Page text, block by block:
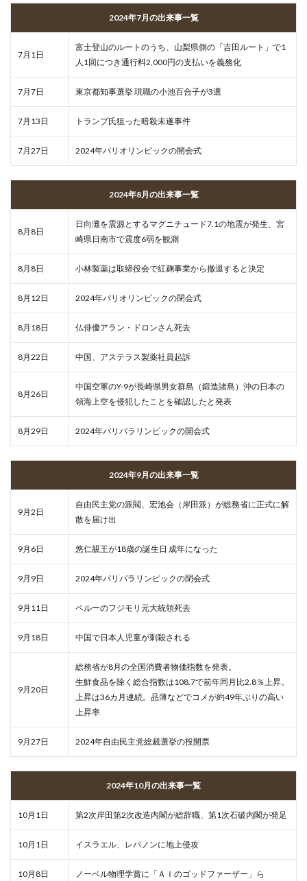
2024年7月の出来事一覧
7月1日
富士登山のルートのうち、山梨県側の「吉田ルート」で1
人1回につき通行料2,000円の支払いを義務化
7月7日 東京都知事選挙 現職の小池百合子が3選
7月13日 トランプ氏狙った暗殺未遂事件
7月27日 2024年パリオリンピックの開会式
2024年8月の出来事一覧
8月8日
日向灘を震源とするマグニチュード7.1の地震が発生、宮
崎県日南市で震度6弱を観測
8月8日 小林製薬は取締役会で紅麹事業から撤退すると決定
8月12日 2024年パリオリンピックの閉会式
8月18日 仏俳優アラン・ドロンさん死去
8月22日 中国、アステラス製薬社員起訴
8月26日
中国空軍のY-9が長崎県男女群島（鍛造諸島）沖の日本の
領海上空を侵犯したことを確認したと発表
8月29日 2024年パリパラリンピックの開会式
2024年9月の出来事一覧
9月2日
自由民主党の派閥、宏池会（岸田派）が総務省に正式に解
散を届け出
9月6日 悠仁親王が18歳の誕生日 成年になった
9月9日 2024年パリパラリンピックの閉会式
9月11日 ペルーのフジモリ元大統領死去
9月18日 中国で日本人児童が刺殺される
9月20日
総務省が8月の全国消費者物価指数を発表。
生鮮食品を除く総合指数は108.7で前年同月比2.8％上昇。
上昇は36カ月連続。品薄などでコメが約49年ぶりの高い
上昇率
9月27日 2024年自由民主党総裁選挙の投開票
2024年10月の出来事一覧
10月1日 第2次岸田第2次改造内閣が総辞職、第1次石破内閣が発足
10月1日 イスラエル、レバノンに地上侵攻
10月8日 ノーベル物理学賞に「ＡＩのゴッドファーザー」ら